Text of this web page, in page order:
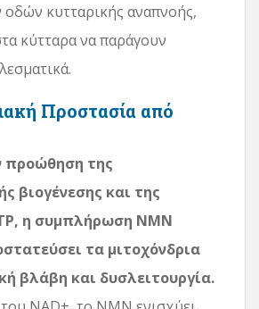
οδών κυτταρικής αναπνοής,
κύτταρα να παράγουν
Προστασία από
προώθηση της
βιογένεσης και της
η συμπλήρωση NMN
τα μιτοχόνδρια
βλάβη και δυσλειτουργία.